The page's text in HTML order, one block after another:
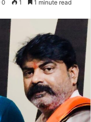
0 1 1 minute read